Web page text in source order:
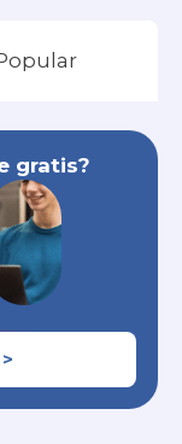
gratis?